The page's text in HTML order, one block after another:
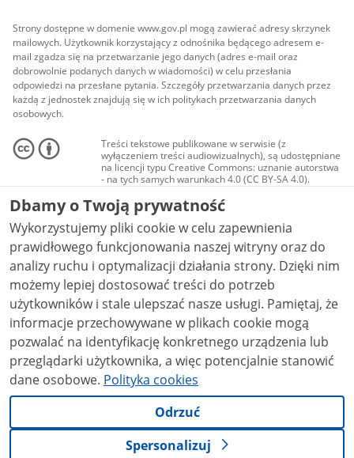
Strony dostępne w domenie www.gov.pl mogą zawierać adresy skrzynek
mailowych. Użytkownik korzystający z odnośnika będącego adresem e-
mail zgadza się na przetwarzanie jego danych (adres e-mail oraz
dobrowolnie podanych danych w wiadomości) w celu przesłania
odpowiedzi na przesłane pytania. Szczegóły przetwarzania danych przez
każdą z jednostek znajdują się w ich politykach przetwarzania danych
osobowych.
Treści tekstowe publikowane w serwisie (z
wyłączeniem treści audiowizualnych), są udostępniane
na licencji typu Creative Commons: uznanie autorstwa
- na tych samych warunkach 4.0 (CC BY-SA 4.0).
Materiały audiowizualne, w tym zdjęcia, materiały
audio i wideo, są udostępniane na licencji typu
Creative Commons: uznanie autorstwa użycie
niekomercyjne - bez utworów zależnych 4.0 (CC BY-
NC-ND 4.0), o ile nie jest to stwierdzone inaczej.
Dbamy o Twoją prywatność
Wykorzystujemy pliki cookie w celu zapewnienia
prawidłowego funkcjonowania naszej witryny oraz do
analizy ruchu i optymalizacji działania strony. Dzięki nim
możemy lepiej dostosować treści do potrzeb
użytkowników i stale ulepszać nasze usługi. Pamiętaj, że
informacje przechowywane w plikach cookie mogą
pozwalać na identyfikację konkretnego urządzenia lub
przeglądarki użytkownika, a więc potencjalnie stanowić
dane osobowe. Polityka cookies
Odrzuć
Spersonalizuj